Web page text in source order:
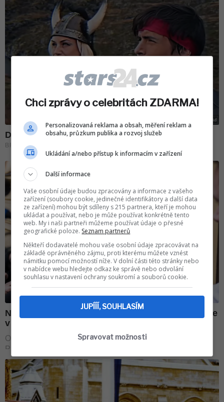
Chci zprávy o celebritách ZDARMA!
Personalizovaná reklama a obsah, měření reklam a
obsahu, průzkum publika a rozvoj služeb
Ukládání a/nebo přístup k informacím v zařízení
Další informace
Vaše osobní údaje budou zpracovány a informace z vašeho
zařízení (soubory cookie, jedinečné identifikátory a další data
ze zařízení) mohou být sdíleny s 215 partnera, kteří je mohou
ukládat a používat, nebo je může používat konkrétně tento
web. My i naši partneři můžeme používat údaje o přesné
geografické poloze. Seznam partnerů
Někteří dodavatelé mohou vaše osobní údaje zpracovávat na
základě oprávněného zájmu, proti kterému můžete vznést
námitku pomocí možností níže. V dolní části této stránky nebo
v nabídce webu hledejte odkaz ke správě nebo odvolání
souhlasu v nastavení ochrany soukromí a souborů cookie.
JUPÍÍÍ, SOUHLASÍM
Spravovat možnosti